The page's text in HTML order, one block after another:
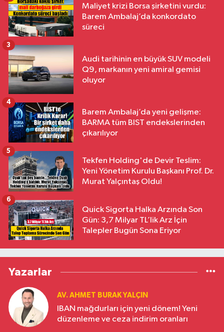
Maliyet krizi Borsa şirketini vurdu:
Barem Ambalaj’da konkordato
süreci
Audi tarihinin en büyük SUV modeli
Q9, markanın yeni amiral gemisi
oluyor
3
Barem Ambalaj’da yeni gelişme:
BARMA tüm BIST endekslerinden
çıkarılıyor
4
Tekfen Holding'de Devir Teslim:
Yeni Yönetim Kurulu Başkanı Prof. Dr.
Murat Yalçıntaş Oldu!
5
Quick Sigorta Halka Arzında Son
Gün: 3,7 Milyar TL’lik Arz İçin
Talepler Bugün Sona Eriyor
6
Yazarlar
AV. AHMET BURAK YALÇIN
IBAN mağdurları için yeni dönem! Yeni
düzenleme ve ceza indirim oranları